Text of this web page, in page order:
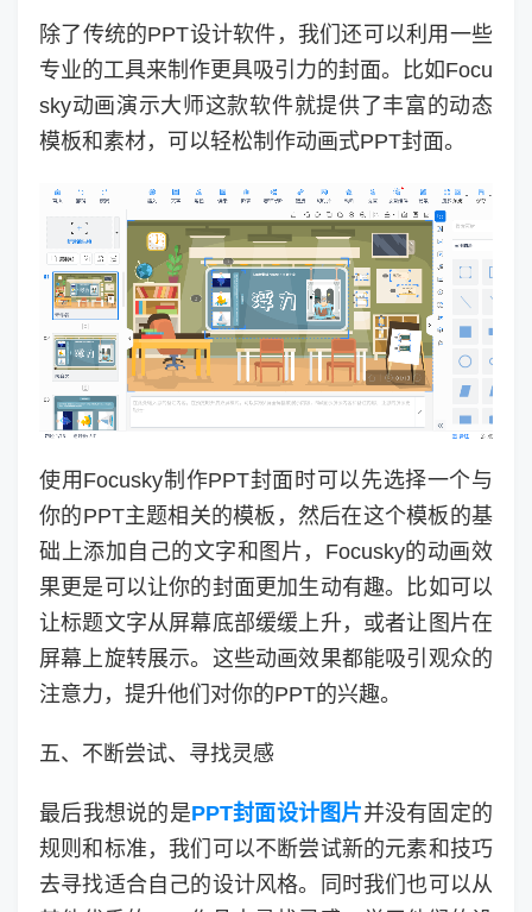
除了传统的PPT设计软件，我们还可以利用一些
专业的工具来制作更具吸引力的封面。比如Focu
sky动画演示大师这款软件就提供了丰富的动态
模板和素材，可以轻松制作动画式PPT封面。
使用Focusky制作PPT封面时可以先选择一个与
你的PPT主题相关的模板，然后在这个模板的基
础上添加自己的文字和图片，Focusky的动画效
果更是可以让你的封面更加生动有趣。比如可以
让标题文字从屏幕底部缓缓上升，或者让图片在
屏幕上旋转展示。这些动画效果都能吸引观众的
注意力，提升他们对你的PPT的兴趣。
五、不断尝试、寻找灵感
最后我想说的是PPT封面设计图片并没有固定的
规则和标准，我们可以不断尝试新的元素和技巧
去寻找适合自己的设计风格。同时我们也可以从